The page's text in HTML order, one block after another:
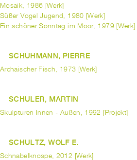
Mosaik, 1986 [Werk]
Süßer Vogel Jugend, 1980 [Werk]
Ein schöner Sonntag im Moor, 1979 [Werk]
SCHUHMANN, PIERRE
Archaischer Fisch, 1973 [Werk]
SCHULER, MARTIN
Skulpturen Innen - Außen, 1992 [Projekt]
SCHULTZ, WOLF E.
Schnabelknospe, 2012 [Werk]